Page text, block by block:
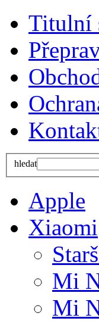
Titulní
hledat
Apple
Xiaomi
Mi
Mi